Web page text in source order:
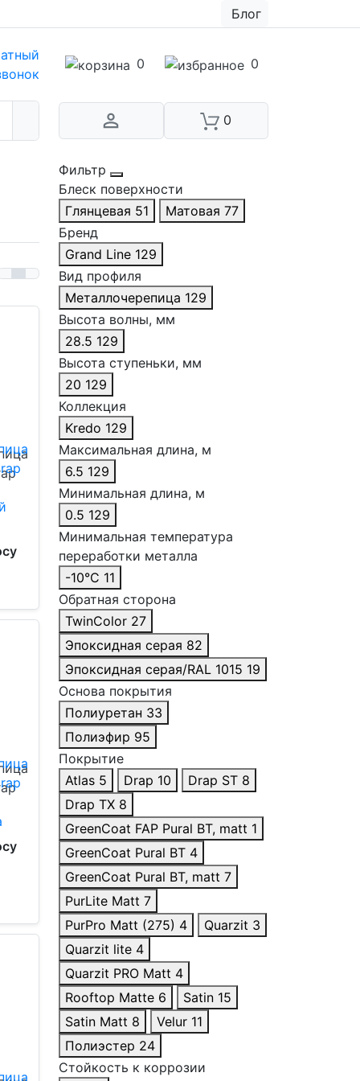
Блог
0 0
0
Фильтр
Блеск поверхности
Глянцевая 51 Матовая 77
Бренд
Grand Line 129
Вид профиля
Металлочерепица 129
Высота волны, мм
28.5 129
Высота ступеньки, мм
20 129
Коллекция
Kredo 129
Максимальная длина, м
6.5 129
Минимальная длина, м
0.5 129
Минимальная температура
переработки металла
-10°С 11
Обратная сторона
TwinColor 27
Эпоксидная серая 82
Эпоксидная серая/RAL 1015 19
Основа покрытия
Полиуретан 33
Полиэфир 95
Покрытие
Atlas 5 Drap 10 Drap ST 8
Drap TX 8
GreenCoat FAP Pural BT, matt 1
GreenCoat Pural BT 4
GreenCoat Pural BT, matt 7
PurLite Matt 7
PurPro Matt (275) 4 Quarzit 3
Quarzit lite 4
Quarzit PRO Matt 4
Rooftop Matte 6 Satin 15
Satin Matt 8 Velur 11
Полиэстер 24
Стойкость к коррозии